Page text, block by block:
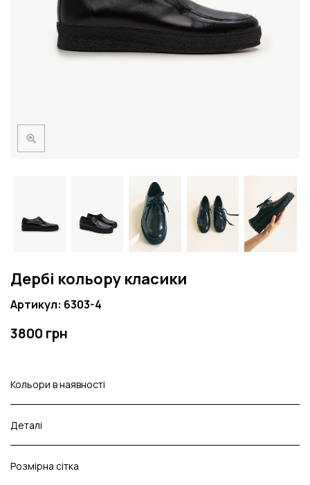
Дербі кольору класики
Артикул: 6303-4
3800 грн
Кольори в наявності
Деталі
Розмірна сітка